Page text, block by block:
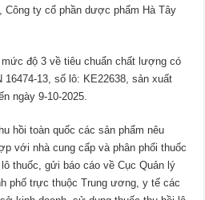
Công ty cổ phần dược phẩm Hà Tây
độ 3 về tiêu chuẩn chất lượng có
13, số lô: KE22638, sản xuất
ngày 9-10-2025.
hồi toàn quốc các sản phẩm nêu
với nhà cung cấp và phân phối thuốc
thuốc, gửi báo cáo về Cục Quản lý
phố trực thuộc Trung ương, y tế các